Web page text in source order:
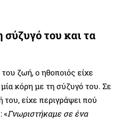
του και τα
ζωή, ο ηθοποιός είχε
κόρη με τη σύζυγό του. Σε
είχε περιγράψει πού
«Γνωριστήκαμε σε ένα